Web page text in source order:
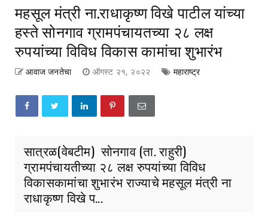
महसूल मंत्री ना.राधाकृष्ण विखे पाटील यांच्या
हस्ते सोनगाव ग्रामपंचायतच्या २८ लक्ष
रुपयांच्या विविध विकास कामांचा शुभारंभ
आवाज जनतेचा ऑगस्ट २१, २०२२ महाराष्ट्र
सात्रळ(वेबटीम) सोनगाव (ता. राहुरी)
ग्रामपंचायतीच्या २८ लक्ष रुपयांच्या विविध
विकासकामांचा शुभारंभ राज्याचे महसूल मंत्री ना
राधाकृष्ण विखे प...